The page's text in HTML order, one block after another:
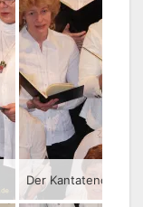
Der Kantatenchor